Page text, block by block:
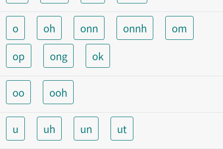
o oh onn onnh
om
op
ong ok
oo ooh
u uh un ut